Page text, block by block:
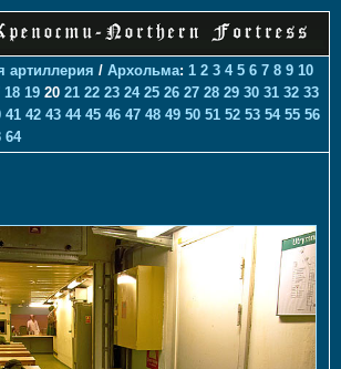
артиллерия / Архольма: 1 2 3 4 5 6 7 8 9 10
18 19 20 21 22 23 24 25 26 27 28 29 30 31 32 33
41 42 43 44 45 46 47 48 49 50 51 52 53 54 55 56
64